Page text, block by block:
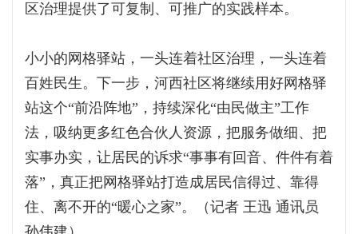
区治理提供了可复制、可推广的实践样本。
小小的网格驿站，一头连着社区治理，一头连着
百姓民生。下一步，河西社区将继续用好网格驿
站这个“前沿阵地”，持续深化“由民做主”工作
法，吸纳更多红色合伙人资源，把服务做细、把
实事办实，让居民的诉求“事事有回音、件件有着
落”，真正把网格驿站打造成居民信得过、靠得
住、离不开的“暖心之家”。（记者 王迅 通讯员